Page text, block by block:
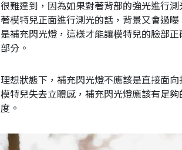
很難達到，因為如果對著背部的強光進行
著模特兒正面進行測光的話，背景又會過
是補充閃光燈，這樣才能讓模特兒的臉部
部分。
理想狀態下，補充閃光燈不應該是直接面
模特兒失去立體感，補充閃光燈應該有足
度。